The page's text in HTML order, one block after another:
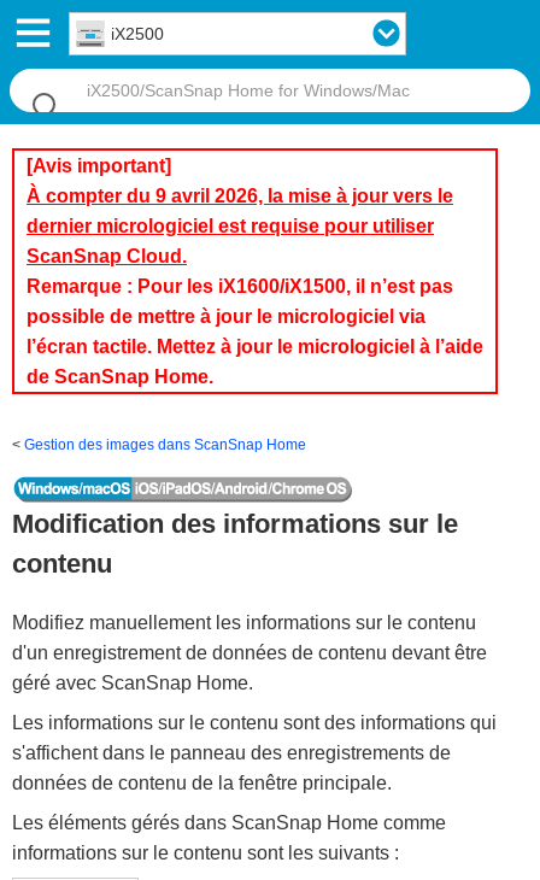
iX2500
[Avis important]
À compter du 9 avril 2026, la mise à jour vers le
dernier micrologiciel est requise pour utiliser
ScanSnap Cloud.
Remarque : Pour les iX1600/iX1500, il n’est pas
possible de mettre à jour le micrologiciel via
l’écran tactile. Mettez à jour le micrologiciel à l’aide
de ScanSnap Home.
Gestion des images dans ScanSnap Home
Modification des informations sur le
contenu
Modifiez manuellement les informations sur le contenu
d'un enregistrement de données de contenu devant être
géré avec ScanSnap Home.
Les informations sur le contenu sont des informations qui
s'affichent dans le panneau des enregistrements de
données de contenu de la fenêtre principale.
Les éléments gérés dans ScanSnap Home comme
informations sur le contenu sont les suivants :